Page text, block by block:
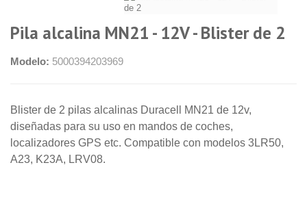
Pila alcalina MN21 - 12V - Blister de 2
Modelo: 5000394203969
Blister de 2 pilas alcalinas Duracell MN21 de 12v,
diseñadas para su uso en mandos de coches,
localizadores GPS etc. Compatible con modelos 3LR50,
A23, K23A, LRV08.